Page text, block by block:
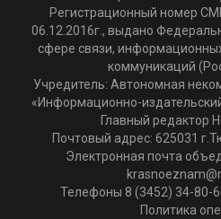
Регистрационный номер
06.12.2016г., выдано
сфере связи,
коммуникаций
Учредитель: Автономная
«Информационно-
Главный редактор
Почтовый адрес: 625031
Электронная почта
Телефоны 8 (3452) 34-80-
Политика